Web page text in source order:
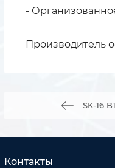
-
Производитель
SK-16
Контакты